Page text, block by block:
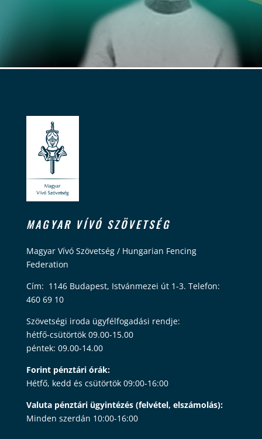
MAGYAR VÍVÓ SZÖVETSÉG
Magyar Vívó Szövetség / Hungarian Fencing
Federation
Cím: 1146 Budapest, Istvánmezei út 1-3. Telefon:
460 69 10
Szövetségi iroda ügyfélfogadási rendje:
hétfő-csütörtök 09.00-15.00
péntek: 09.00-14.00
Forint pénztári órák:
Hétfő, kedd és csütörtök 09:00-16:00
Valuta pénztári ügyintézés (felvétel, elszámolás):
Minden szerdán 10:00-16:00